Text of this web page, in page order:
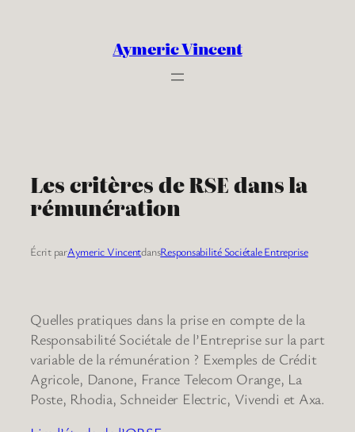
Aymeric Vincent
Les critères de RSE dans la
rémunération
Écrit parAymeric VincentdansResponsabilité Sociétale Entreprise
Quelles pratiques dans la prise en compte de la
Responsabilité Sociétale de l’Entreprise sur la part
variable de la rémunération ? Exemples de Crédit
Agricole, Danone, France Telecom Orange, La
Poste, Rhodia, Schneider Electric, Vivendi et Axa.